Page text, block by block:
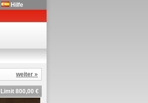
Hilfe
weiter »
Limit 800,00 €